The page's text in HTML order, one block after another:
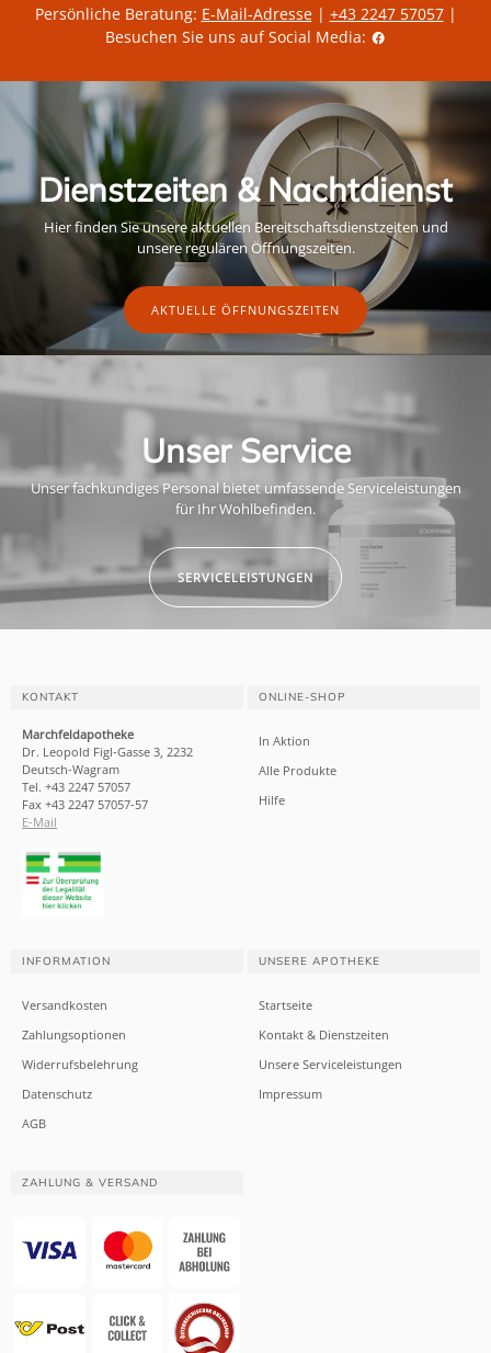
P
e
l
i
A
n
s
p
r
e
i
Persönliche Beratung: E-Mail-Adresse| +43 2247 57057|
Besuchen Sie uns auf Social Media:
Dienstzeiten & Nachtdienst
Hier finden Sie unsere aktuellen Bereitschaftsdienstzeiten und
unsere regulären Öffnungszeiten.
AKTUELLE ÖFFNUNGSZEITEN
Unser Service
Unser fachkundiges Personal bietet umfassende Serviceleistungen
für Ihr Wohlbefinden.
SERVICELEISTUNGEN
KONTAKT
Marchfeldapotheke
Dr. Leopold Figl-Gasse 3, 2232
Deutsch-Wagram
Tel. +43 2247 57057
Fax +43 2247 57057-57
E-Mail
ONLINE-SHOP
In Aktion
Alle Produkte
Hilfe
INFORMATION
Versandkosten
Zahlungsoptionen
Widerrufsbelehrung
Datenschutz
AGB
UNSERE APOTHEKE
Startseite
Kontakt & Dienstzeiten
Unsere Serviceleistungen
Impressum
ZAHLUNG & VERSAND